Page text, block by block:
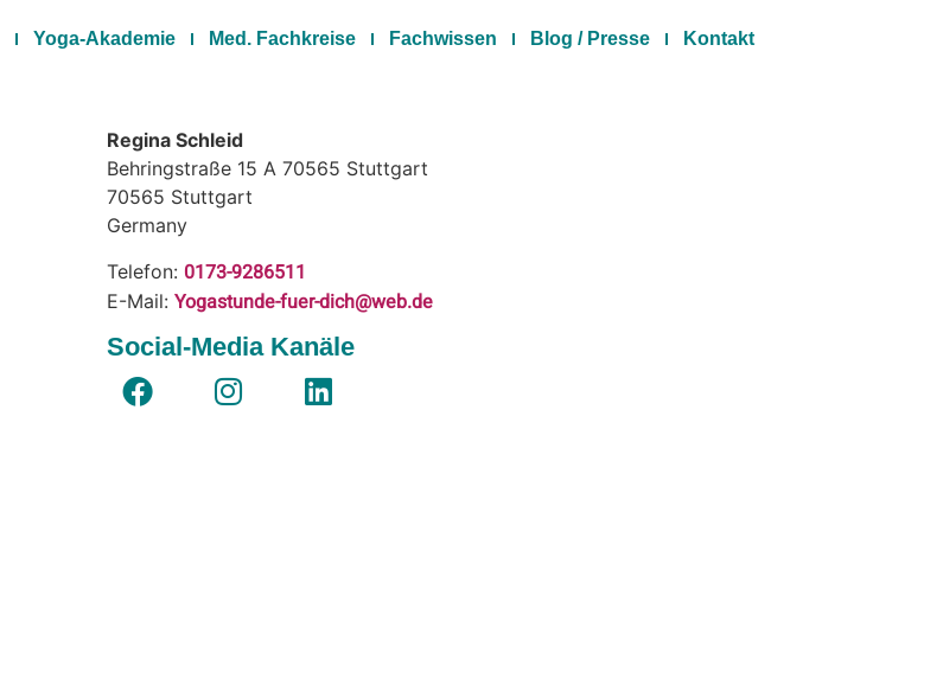
Yoga-Akademie Med. Fachkreise Fachwissen Blog / Presse Kontakt
Regina Schleid
Behringstraße 15 A 70565 Stuttgart
70565 Stuttgart
Germany
Telefon: 0173-9286511
E-Mail:Yogastunde-fuer-dich@web.de
Social-Media Kanäle